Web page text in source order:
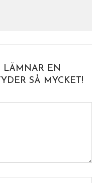
LÄMNAR EN
SÅ MYCKET!